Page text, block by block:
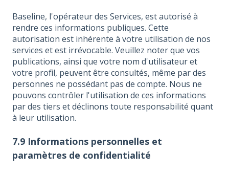
Baseline, l'opérateur des Services, est autorisé à
rendre ces informations publiques. Cette
autorisation est inhérente à votre utilisation de nos
services et est irrévocable. Veuillez noter que vos
publications, ainsi que votre nom d'utilisateur et
votre profil, peuvent être consultés, même par des
personnes ne possédant pas de compte. Nous ne
pouvons contrôler l'utilisation de ces informations
par des tiers et déclinons toute responsabilité quant
à leur utilisation.
7.9 Informations personnelles et
paramètres de confidentialité